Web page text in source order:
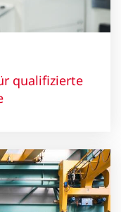
qualifizierte